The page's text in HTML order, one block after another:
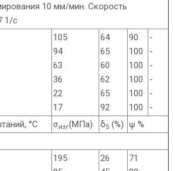
10 мм/мин. Скорость
1/с
105
94
63
36
22
17
64
65
60
62
65
92
90
100
100
100
100
100
-
-
-
-
-
-
°С
σизг(МПа) δ5 (%) ψ %
195
26
71